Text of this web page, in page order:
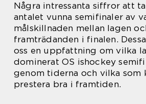
Några intressanta siffror att
antalet vunna semifinaler av
målskillnaden mellan lagen
framträdanden i finalen.
oss en uppfattning om vilka
dominerat OS ishockey
genom tiderna och vilka som
prestera bra i framtiden.